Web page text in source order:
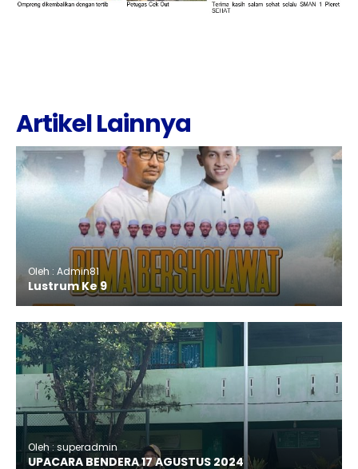
Artikel Lainnya
Oleh : Admin81
Lustrum Ke 9
Oleh : superadmin
UPACARA BENDERA 17 AGUSTUS 2024